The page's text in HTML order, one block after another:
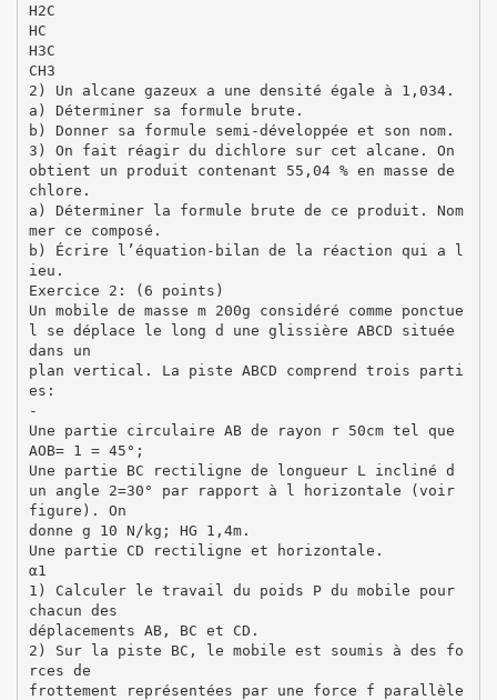
H2C
HC
H3C
CH3
2) Un alcane gazeux a une densité égale à 1,034.
a) Déterminer sa formule brute.
b) Donner sa formule semi-développée et son nom.
3) On fait réagir du dichlore sur cet alcane. On
obtient un produit contenant 55,04 % en masse de
chlore.
a) Déterminer la formule brute de ce produit. Nom
mer ce composé.
b) Écrire l’équation-bilan de la réaction qui a l
ieu.
Exercice 2: (6 points)
Un mobile de masse m 200g considéré comme ponctue
l se déplace le long d une glissière ABCD située
dans un
plan vertical. La piste ABCD comprend trois parti
es:
-
Une partie circulaire AB de rayon r 50cm tel que
AOB= 1 = 45°;
Une partie BC rectiligne de longueur L incliné d
un angle 2=30° par rapport à l horizontale (voir
figure). On
donne g 10 N/kg; HG 1,4m.
Une partie CD rectiligne et horizontale.
α1
1) Calculer le travail du poids P du mobile pour
chacun des
déplacements AB, BC et CD.
2) Sur la piste BC, le mobile est soumis à des fo
rces de
frottement représentées par une force f parallèle